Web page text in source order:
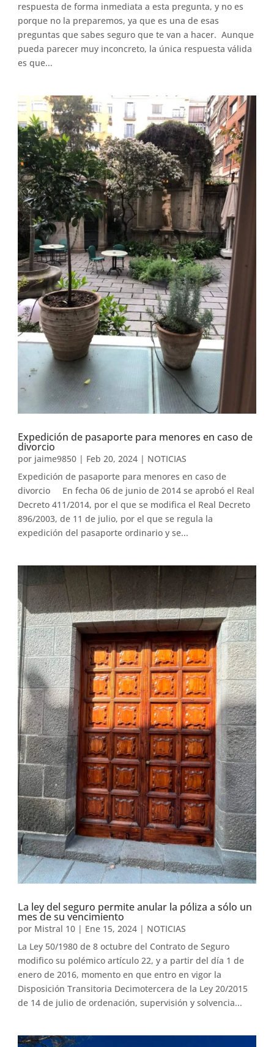
respuesta de forma inmediata a esta pregunta, y no es
porque no la preparemos, ya que es una de esas
preguntas que sabes seguro que te van a hacer. Aunque
pueda parecer muy inconcreto, la única respuesta válida
es que...
Expedición de pasaporte para menores en caso de
divorcio
por jaime9850 | Feb 20, 2024 | NOTICIAS
Expedición de pasaporte para menores en caso de
divorcio En fecha 06 de junio de 2014 se aprobó el Real
Decreto 411/2014, por el que se modifica el Real Decreto
896/2003, de 11 de julio, por el que se regula la
expedición del pasaporte ordinario y se...
La ley del seguro permite anular la póliza a sólo un
mes de su vencimiento
por Mistral 10 | Ene 15, 2024 | NOTICIAS
La Ley 50/1980 de 8 octubre del Contrato de Seguro
modifico su polémico artículo 22, y a partir del día 1 de
enero de 2016, momento en que entro en vigor la
Disposición Transitoria Decimotercera de la Ley 20/2015
de 14 de julio de ordenación, supervisión y solvencia...